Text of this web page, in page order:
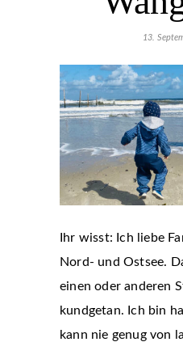
13.
Ihr wisst: Ich liebe
Nord- und Ostsee.
einen oder anderen
kundgetan. Ich bin
kann nie genug von